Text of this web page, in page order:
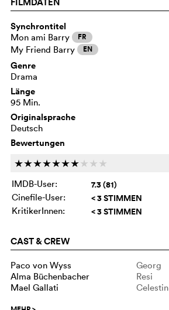
Synchrontitel
Mon ami Barry FR
My Friend Barry EN
Genre
Drama
Länge
95 Min.
Originalsprache
Deutsch
Bewertungen
ccccccc c c c
IMDB-User:
7.3 (81)
Cinefile-User: < 3 STIMMEN
KritikerInnen: < 3 STIMMEN
CAST & CREW
Paco von Wyss
Georg
Alma Büchenbacher
Resi
Mael Gallati
Celestin